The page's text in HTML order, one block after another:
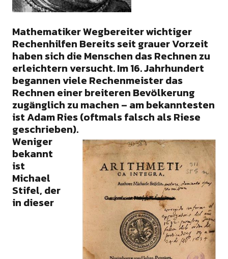
Mathematiker Wegbereiter wichtiger
Rechenhilfen Bereits seit grauer Vorzeit
haben sich die Menschen das Rechnen zu
erleichtern versucht. Im 16. Jahrhundert
begannen viele Rechenmeister das
Rechnen einer breiteren Bevölkerung
zugänglich zu machen – am bekanntesten
ist Adam Ries (oftmals falsch als Riese
geschrieben).
Weniger
bekannt
ist
Michael
Stifel, der
in dieser